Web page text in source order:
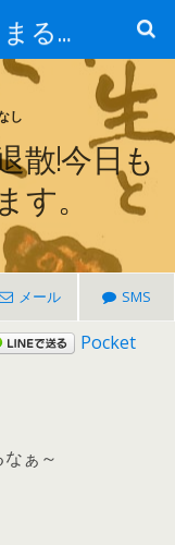
美と健康の創造館 まるとみ薬品 ぐんまの薬屋 芳さんのブログ
し
散!今日も
。
メール SMS
Pocket
ぁ～